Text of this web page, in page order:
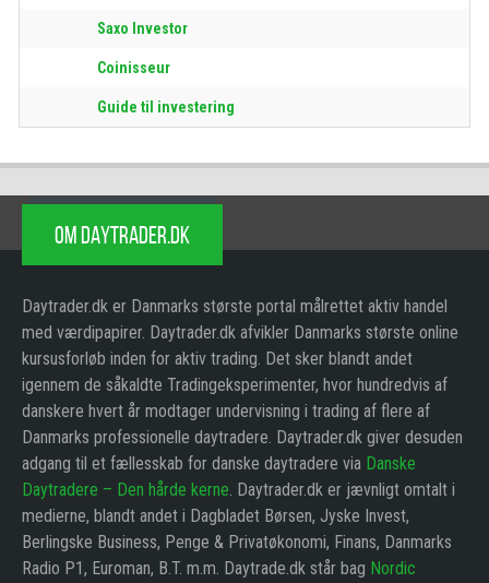
Saxo Investor
Coinisseur
Guide til investering
OM DAYTRADER.DK
Daytrader.dk er Danmarks største portal målrettet aktiv handel
med værdipapirer. Daytrader.dk afvikler Danmarks største online
kursusforløb inden for aktiv trading. Det sker blandt andet
igennem de såkaldte Tradingeksperimenter, hvor hundredvis af
danskere hvert år modtager undervisning i trading af flere af
Danmarks professionelle daytradere. Daytrader.dk giver desuden
adgang til et fællesskab for danske daytradere via Danske
Daytradere – Den hårde kerne. Daytrader.dk er jævnligt omtalt i
medierne, blandt andet i Dagbladet Børsen, Jyske Invest,
Berlingske Business, Penge & Privatøkonomi, Finans, Danmarks
Radio P1, Euroman, B.T. m.m. Daytrade.dk står bag Nordic